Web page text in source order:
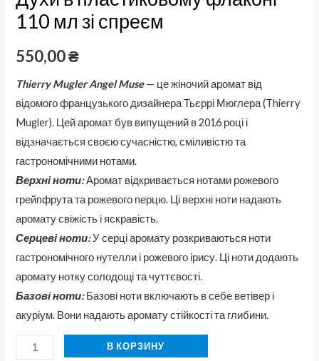
110 мл зі спреєм
550,00₴
Thierry Mugler Angel Muse— це жіночий аромат від
відомого французького дизайнера Тьєррі Мюглера (Thierry
Mugler). Цей аромат був випущений в 2016 році і
відзначається своєю сучасністю, сміливістю та
гастрономічними нотами.
Верхні ноти:Аромат відкривається нотами рожевого
грейпфрута та рожевого перцю. Ці верхні ноти надають
аромату свіжість і яскравість.
Серцеві ноти:У серці аромату розкриваються ноти
гастрономічного нутелли і рожевого ірису. Ці ноти додають
аромату нотку солодощі та чуттєвості.
Базові ноти: Базові ноти включають в себе ветівер і
акуріум. Вони надають аромату стійкості та глибини.
В КОРЗИНУ